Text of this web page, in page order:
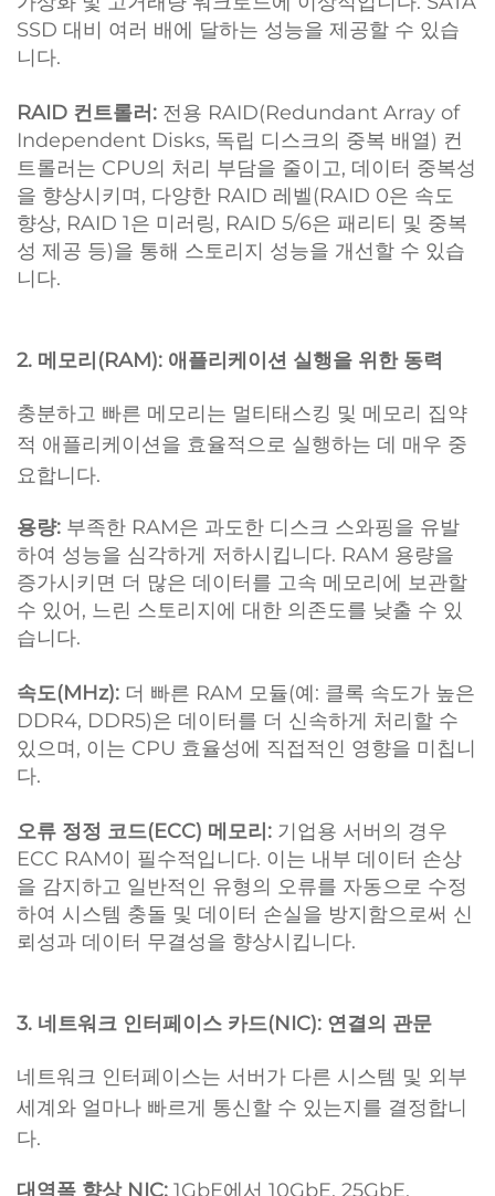
SSD 대비 여러 배에 달하는 성능을 제공할 수 있습
니다.
RAID 컨트롤러: 전용 RAID(Redundant Array of
Independent Disks, 독립 디스크의 중복 배열) 컨
트롤러는 CPU의 처리 부담을 줄이고, 데이터 중복성
을 향상시키며, 다양한 RAID 레벨(RAID 0은 속도
향상, RAID 1은 미러링, RAID 5/6은 패리티 및 중복
성 제공 등)을 통해 스토리지 성능을 개선할 수 있습
니다.
2. 메모리(RAM): 애플리케이션 실행을 위한 동력
충분하고 빠른 메모리는 멀티태스킹 및 메모리 집약
적 애플리케이션을 효율적으로 실행하는 데 매우 중
요합니다.
용량: 부족한 RAM은 과도한 디스크 스와핑을 유발
하여 성능을 심각하게 저하시킵니다. RAM 용량을
증가시키면 더 많은 데이터를 고속 메모리에 보관할
수 있어, 느린 스토리지에 대한 의존도를 낮출 수 있
습니다.
속도(MHz): 더 빠른 RAM 모듈(예: 클록 속도가 높은
DDR4, DDR5)은 데이터를 더 신속하게 처리할 수
있으며, 이는 CPU 효율성에 직접적인 영향을 미칩니
다.
오류 정정 코드(ECC) 메모리: 기업용 서버의 경우
ECC RAM이 필수적입니다. 이는 내부 데이터 손상
을 감지하고 일반적인 유형의 오류를 자동으로 수정
하여 시스템 충돌 및 데이터 손실을 방지함으로써 신
뢰성과 데이터 무결성을 향상시킵니다.
3. 네트워크 인터페이스 카드(NIC): 연결의 관문
네트워크 인터페이스는 서버가 다른 시스템 및 외부
세계와 얼마나 빠르게 통신할 수 있는지를 결정합니
다.
대역폭 향상 NIC: 1GbE에서 10GbE, 25GbE,